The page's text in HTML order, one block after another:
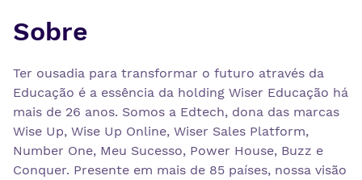
Sobre
Ter ousadia para transformar o futuro através da
Educação é a essência da holding Wiser Educação há
mais de 26 anos. Somos a Edtech, dona das marcas
Wise Up, Wise Up Online, Wiser Sales Platform,
Number One, Meu Sucesso, Power House, Buzz e
Conquer. Presente em mais de 85 países, nossa visão